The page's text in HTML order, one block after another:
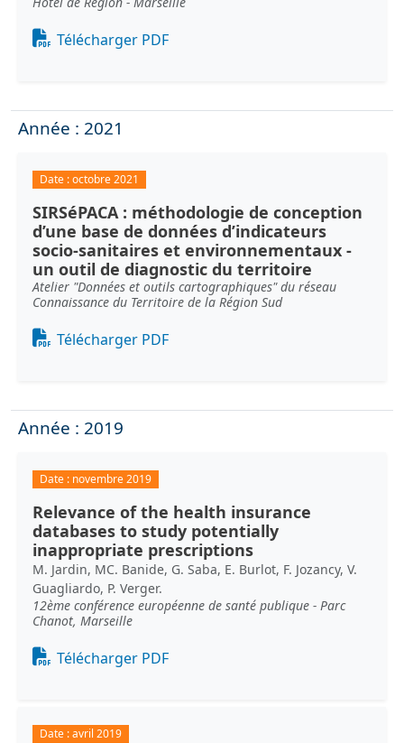
Document
Télécharger PDF
Année : 2021
Date :octobre 2021
SIRSéPACA : méthodologie de conception
d’une base de données d’indicateurs
socio-sanitaires et environnementaux -
un outil de diagnostic du territoire
Atelier "Données et outils cartographiques" du réseau
Connaissance du Territoire de la Région Sud
Document
Télécharger PDF
Année : 2019
Date : novembre 2019
Relevance of the health insurance
databases to study potentially
inappropriate prescriptions
M. Jardin, MC. Banide, G. Saba, E. Burlot, F. Jozancy, V.
Guagliardo, P. Verger.
12ème conférence européenne de santé publique - Parc
Chanot, Marseille
Document
Télécharger PDF
Date :avril 2019